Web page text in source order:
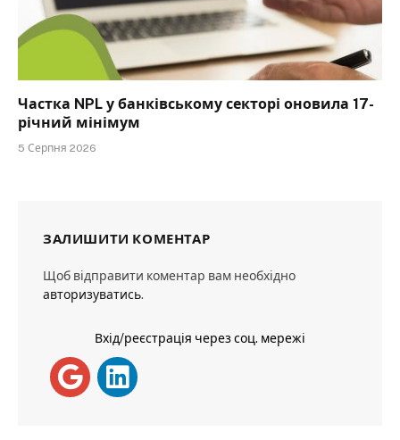
Частка NPL у банківському секторі оновила 17-
річний мінімум
5 Серпня 2026
ЗАЛИШИТИ КОМЕНТАР
Щоб відправити коментар вам необхідно
авторизуватись.
Вхід/реєстрація через соц. мережі